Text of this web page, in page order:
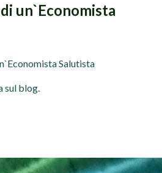
un`Economista
sul blog.